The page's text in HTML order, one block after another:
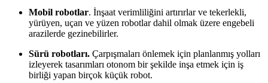
Mobil robotlar. İnşaat verimliliğini artırırlar ve tekerlekli,
yürüyen, uçan ve yüzen robotlar dahil olmak üzere engebeli
arazilerde gezinebilirler.
Sürü robotları. Çarpışmaları önlemek için planlanmış yolları
izleyerek tasarımları otonom bir şekilde inşa etmek için iş
birliği yapan birçok küçük robot.